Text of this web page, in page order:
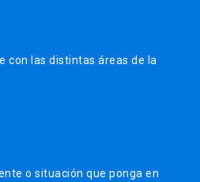
con las distintas áreas de la
o situación que ponga en